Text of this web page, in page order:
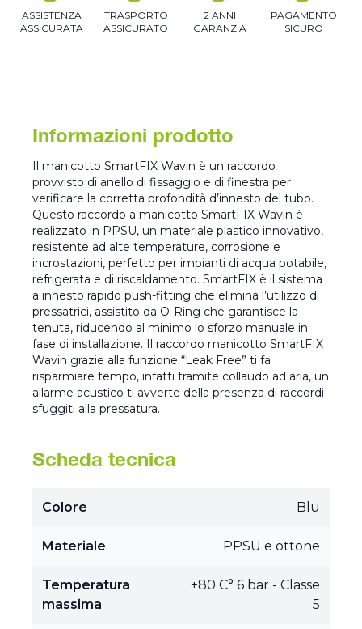
ASSISTENZA
ASSICURATA
TRASPORTO
ASSICURATO
2 ANNI
GARANZIA
PAGAMENTO
SICURO
Informazioni prodotto
Il manicotto SmartFIX Wavin è un raccordo
provvisto di anello di fissaggio e di finestra per
verificare la corretta profondità d’innesto del tubo.
Questo raccordo a manicotto SmartFIX Wavin è
realizzato in PPSU, un materiale plastico innovativo,
resistente ad alte temperature, corrosione e
incrostazioni, perfetto per impianti di acqua potabile,
refrigerata e di riscaldamento. SmartFIX è il sistema
a innesto rapido push-fitting che elimina l’utilizzo di
pressatrici, assistito da O-Ring che garantisce la
tenuta, riducendo al minimo lo sforzo manuale in
fase di installazione. Il raccordo manicotto SmartFIX
Wavin grazie alla funzione “Leak Free” ti fa
risparmiare tempo, infatti tramite collaudo ad aria, un
allarme acustico ti avverte della presenza di raccordi
sfuggiti alla pressatura.
Scheda tecnica
Colore Blu
Materiale PPSU e ottone
Temperatura
massima
+80 C° 6 bar - Classe
5